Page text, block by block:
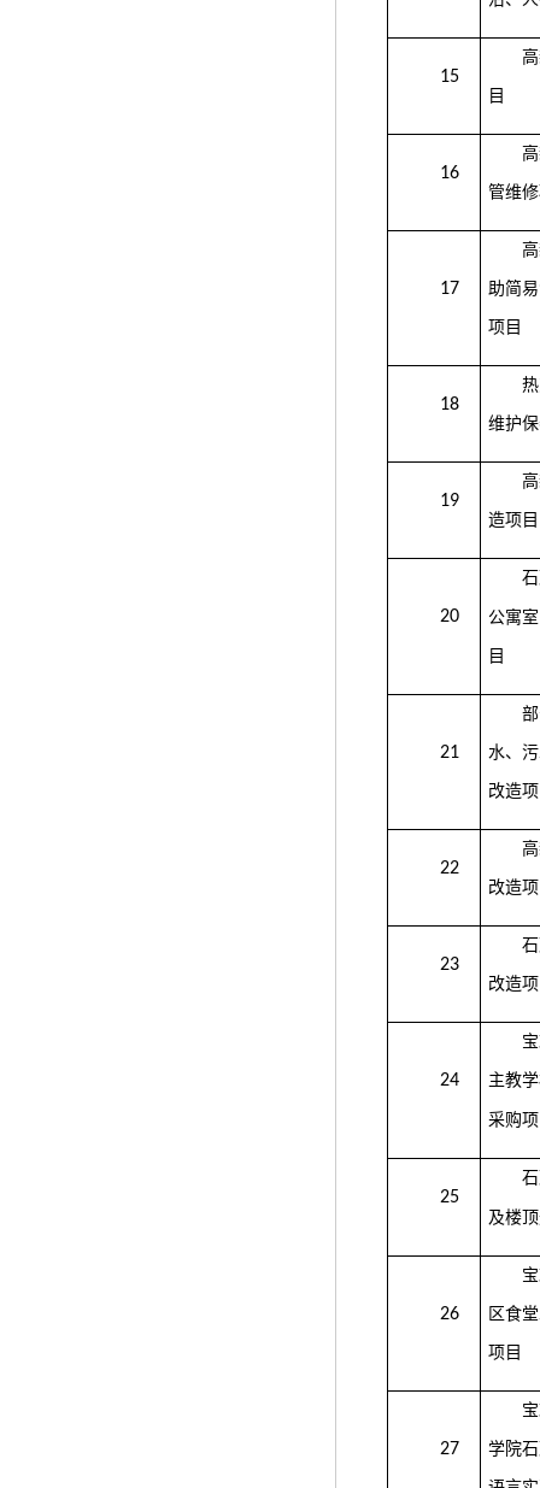
15
目
16
管维
17 助简
项目
18
维护
19
造项目
20 公寓
目
21 水、
改造
22
改造
23
改造
24 主教
采购
25
及楼
26 区食
项目
27 学院